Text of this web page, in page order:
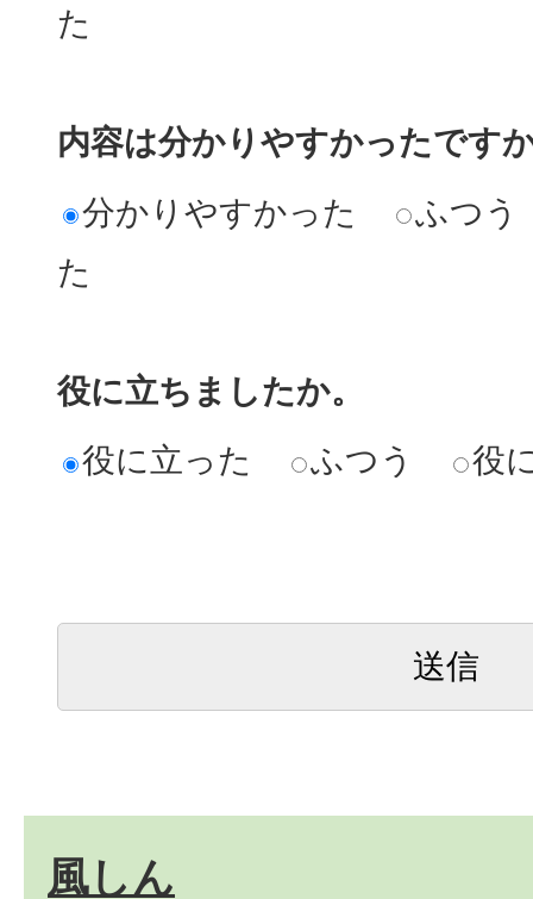
た
内容は分かりやすかったです
分かりやすかった
ふつう
た
役に立ちましたか。
役に立った
ふつう 役
風しん